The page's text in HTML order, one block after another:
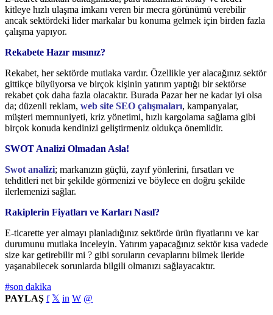
kitleye hızlı ulaşma imkanı veren bir mecra görünümü verebilir
ancak sektördeki lider markalar bu konuma gelmek için birden fazla
çalışma yapıyor.
Rekabete Hazır mısınız?
Rekabet, her sektörde mutlaka vardır. Özellikle yer alacağınız sektör
gittikçe büyüyorsa ve birçok kişinin yatırım yaptığı bir sektörse
rekabet çok daha fazla olacaktır. Burada Pazar her ne kadar iyi olsa
da; düzenli reklam, web site SEO çalışmaları, kampanyalar,
müşteri memnuniyeti, kriz yönetimi, hızlı kargolama sağlama gibi
birçok konuda kendinizi geliştirmeniz oldukça önemlidir.
SWOT Analizi Olmadan Asla!
Swot analizi; markanızın güçlü, zayıf yönlerini, fırsatları ve
tehditleri net bir şekilde görmenizi ve böylece en doğru şekilde
ilerlemenizi sağlar.
Rakiplerin Fiyatları ve Karları Nasıl?
E-ticarette yer almayı planladığınız sektörde ürün fiyatlarını ve kar
durumunu mutlaka inceleyin. Yatırım yapacağınız sektör kısa vadede
size kar getirebilir mi ? gibi soruların cevaplarını bilmek ileride
yaşanabilecek sorunlarda bilgili olmanızı sağlayacaktır.
#son dakika
PAYLAŞ f 𝕏 in W @